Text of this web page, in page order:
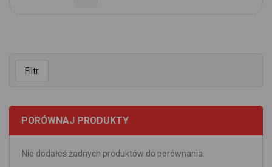
Filtr
PORÓWNAJ PRODUKTY
Nie dodałeś żadnych produktów do porównania.